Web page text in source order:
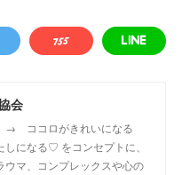
会
ココロがきれいになる
なる♡ をコンセプトに、
ウマ、コンプレックスや心の